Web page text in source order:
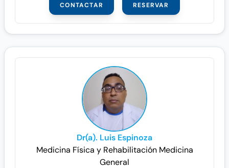
CONTACTAR RESERVAR
Dr(a). Luis Espinoza
Medicina Física y Rehabilitación Medicina
General